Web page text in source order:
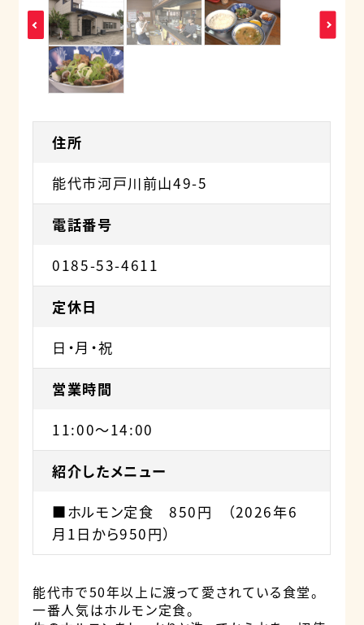
住所
能代市河戸川前山49-5
電話番号
0185-53-4611
定休日
日・月・祝
営業時間
11:00〜14:00
紹介したメニュー
■ホルモン定食 850円 （2026年6
月1日から950円）
能代市で50年以上に渡って愛されている食堂。
一番人気はホルモン定食。